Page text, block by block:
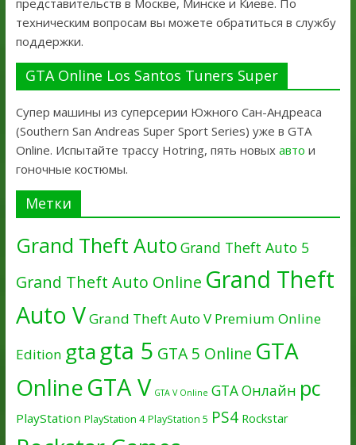
представительств в Москве, Минске и Киеве. По
техническим вопросам вы можете обратиться в службу
поддержки.
GTA Online Los Santos Tuners Super
Супер машины из суперсерии Южного Сан-Андреаса
(Southern San Andreas Super Sport Series) уже в GTA
Online. Испытайте трассу Hotring, пять новых авто и
гоночные костюмы.
Метки
Grand Theft Auto Grand Theft Auto 5
Grand Theft Auto Online Grand Theft
Auto VGrand Theft Auto V Premium Online
Edition gtagta 5 GTA 5 Online GTA
OnlineGTA V GTA V Online GTA Онлайн pc
PlayStation PlayStation 4 PlayStation 5 PS4 Rockstar